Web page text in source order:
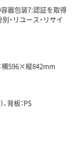
器包装7:認証を取得
・リユース・リサイ
横596×縦842mm
背板：PS